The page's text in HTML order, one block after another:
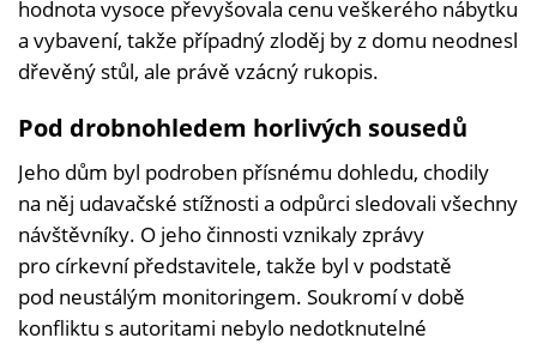
hodnota vysoce převyšovala cenu veškerého nábytku
a vybavení, takže případný zloděj by z domu neodnesl
dřevěný stůl, ale právě vzácný rukopis.
Pod drobnohledem horlivých sousedů
Jeho dům byl podroben přísnému dohledu, chodily
na něj udavačské stížnosti a odpůrci sledovali všechny
návštěvníky. O jeho činnosti vznikaly zprávy
pro církevní představitele, takže byl v podstatě
pod neustálým monitoringem. Soukromí v době
konfliktu s autoritami nebylo nedotknutelné